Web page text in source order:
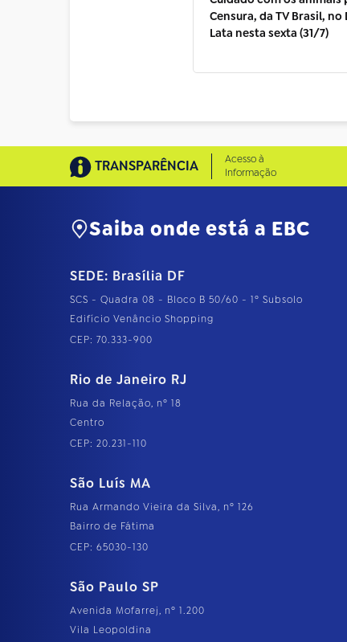
Censura, da TV Brasil, no
Lata nesta sexta (31/7)
TRANSPARÊNCIA
Acesso à
Informação
Saiba onde está a EBC
SEDE: Brasília DF
SCS - Quadra 08 - Bloco B 50/60 - 1º Subsolo
Edifício Venâncio Shopping
CEP: 70.333-900
Rio de Janeiro RJ
Rua da Relação, nº 18
Centro
CEP: 20.231-110
São Luís MA
Rua Armando Vieira da Silva, nº 126
Bairro de Fátima
CEP: 65030-130
São Paulo SP
Avenida Mofarrej, nº 1.200
Vila Leopoldina